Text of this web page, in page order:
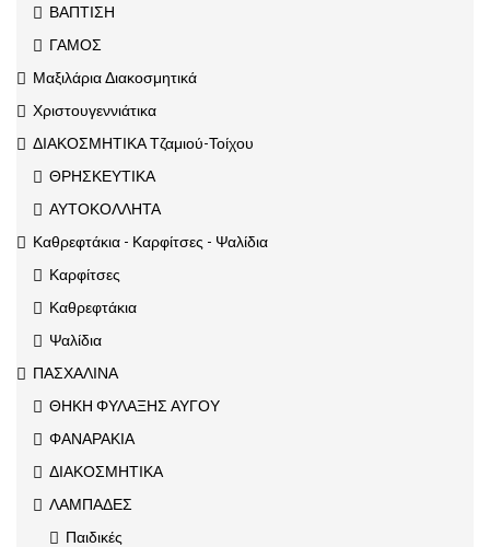
ΒΑΠΤΙΣΗ
ΓΑΜΟΣ
Μαξιλάρια Διακοσμητικά
Χριστουγεννιάτικα
ΔΙΑΚΟΣΜΗΤΙΚΑ Τζαμιού-Τοίχου
ΘΡΗΣΚΕΥΤΙΚΑ
ΑΥΤΟΚΟΛΛΗΤΑ
Καθρεφτάκια - Καρφίτσες - Ψαλίδια
Καρφίτσες
Καθρεφτάκια
Ψαλίδια
ΠΑΣΧΑΛΙΝΑ
ΘΗΚΗ ΦΥΛΑΞΗΣ ΑΥΓΟΥ
ΦΑΝΑΡΑΚΙΑ
ΔΙΑΚΟΣΜΗΤΙΚΑ
ΛΑΜΠΑΔΕΣ
Παιδικές